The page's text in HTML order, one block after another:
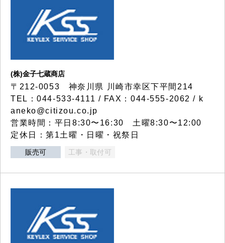
(株)金子七蔵商店
〒212-0053 神奈川県 川崎市幸区下平間214
TEL：044-533-4111 / FAX：044-555-2062 / k
aneko@citizou.co.jp
営業時間：平日8:30〜16:30 土曜8:30〜12:00
定休日：第1土曜・日曜・祝祭日
販売可 工事・取付可